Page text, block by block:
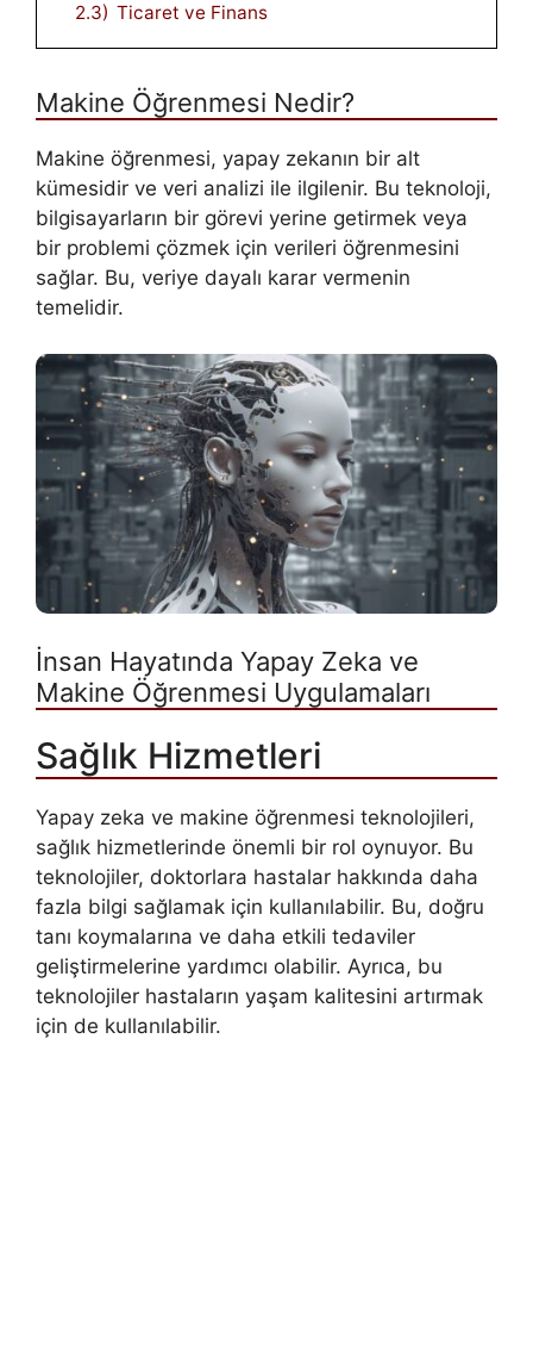
2.3) Ticaret ve Finans
Makine Öğrenmesi Nedir?
Makine öğrenmesi, yapay zekanın bir alt
kümesidir ve veri analizi ile ilgilenir. Bu teknoloji,
bilgisayarların bir görevi yerine getirmek veya
bir problemi çözmek için verileri öğrenmesini
sağlar. Bu, veriye dayalı karar vermenin
temelidir.
İnsan Hayatında Yapay Zeka ve
Makine Öğrenmesi Uygulamaları
Sağlık Hizmetleri
Yapay zeka ve makine öğrenmesi teknolojileri,
sağlık hizmetlerinde önemli bir rol oynuyor. Bu
teknolojiler, doktorlara hastalar hakkında daha
fazla bilgi sağlamak için kullanılabilir. Bu, doğru
tanı koymalarına ve daha etkili tedaviler
geliştirmelerine yardımcı olabilir. Ayrıca, bu
teknolojiler hastaların yaşam kalitesini artırmak
için de kullanılabilir.